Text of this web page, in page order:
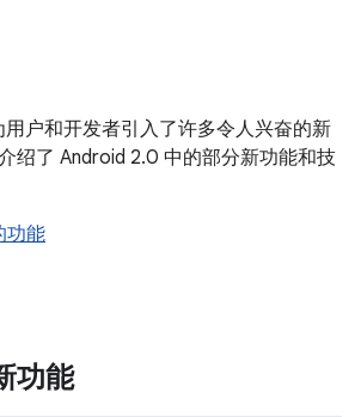
户和开发者引入了许多令人兴奋的新
绍了 Android 2.0 中的部分新功能和技
功能
功能